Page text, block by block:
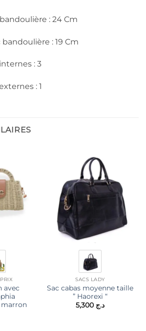
: 24 Cm
: 19 Cm
: 3
: 1
avec
marron
SACS LADY
Sac cabas moyenne taille
” Haorexi “
د.ج